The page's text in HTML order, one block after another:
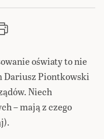
oświaty to nie
Dariusz Piontkowski
Niech
– mają z czego
).